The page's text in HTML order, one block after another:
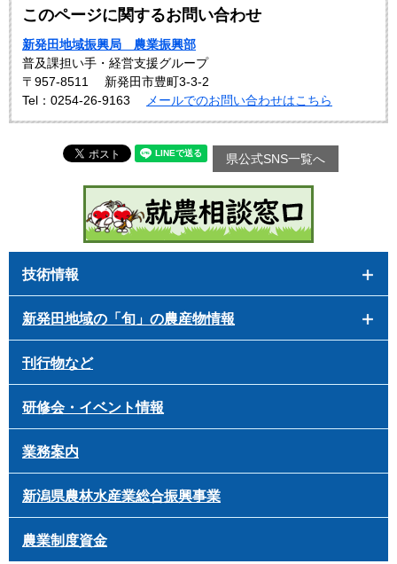
このページに関するお問い合わせ
新発田地域振興局 農業振興部
普及課担い手・経営支援グループ
〒957-8511
新発田市豊町3-3-2
Tel：0254-26-9163
メールでのお問い合わせはこちら
県公式SNS一覧へ
技術情報
新発田地域の「旬」の農産物情報
刊行物など
研修会・イベント情報
業務案内
新潟県農林水産業総合振興事業
農業制度資金